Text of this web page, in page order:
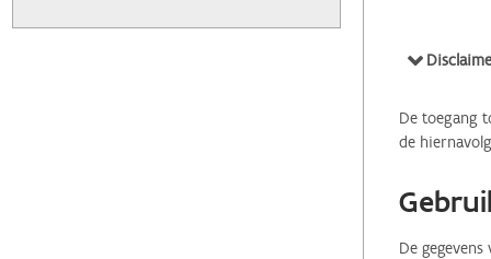
De toegang
de
De